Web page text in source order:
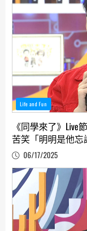
Life and Fun
《同學來了》Live
苦笑「明明是他忘
06/17/2025